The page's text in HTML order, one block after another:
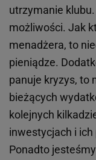
utrzymanie
możliwości. Jak
menadżera, to
pieniądze.
panuje kryzys, to
bieżących
kolejnych
inwestycjach i ich
Ponadto